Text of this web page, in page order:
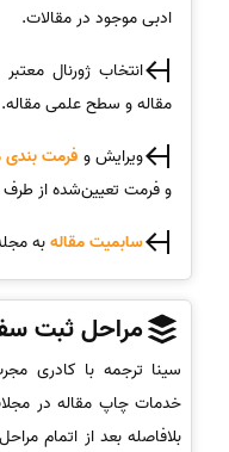
ادبی موجود در مقالات.
انتخاب ژورنال
مقاله و سطح علمی مقاله.
ویرایش و فرمت بندی
و فرمت تعیین‌شده از
سابمیت مقالهبه
مراحل ثبت
سینا ترجمه با کادری
خدمات چاپ مقاله در
بلافاصله بعد از اتمام